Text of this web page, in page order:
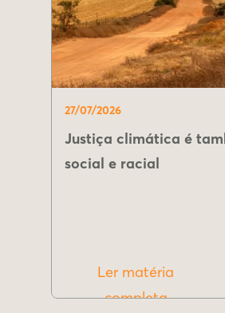
27/07/2026
Justiça climática é
social e racial
Ler matéria
completa